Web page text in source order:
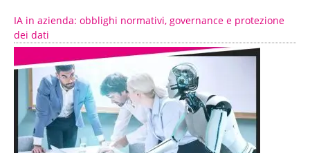
IA in azienda: obblighi normativi, governance e protezione
dei dati